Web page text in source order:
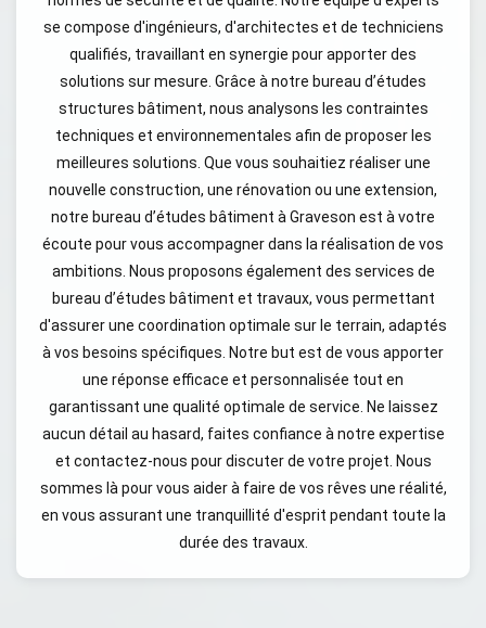
se compose d'ingénieurs, d'architectes et de techniciens
qualifiés, travaillant en synergie pour apporter des
solutions sur mesure. Grâce à notre bureau d’études
structures bâtiment, nous analysons les contraintes
techniques et environnementales afin de proposer les
meilleures solutions. Que vous souhaitiez réaliser une
nouvelle construction, une rénovation ou une extension,
notre bureau d’études bâtiment à Graveson est à votre
écoute pour vous accompagner dans la réalisation de vos
ambitions. Nous proposons également des services de
bureau d’études bâtiment et travaux, vous permettant
d'assurer une coordination optimale sur le terrain, adaptés
à vos besoins spécifiques. Notre but est de vous apporter
une réponse efficace et personnalisée tout en
garantissant une qualité optimale de service. Ne laissez
aucun détail au hasard, faites confiance à notre expertise
et contactez-nous pour discuter de votre projet. Nous
sommes là pour vous aider à faire de vos rêves une réalité,
en vous assurant une tranquillité d'esprit pendant toute la
durée des travaux.